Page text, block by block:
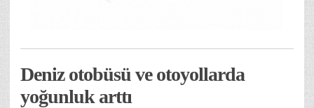
Deniz otobüsü ve otoyollarda
yoğunluk arttı